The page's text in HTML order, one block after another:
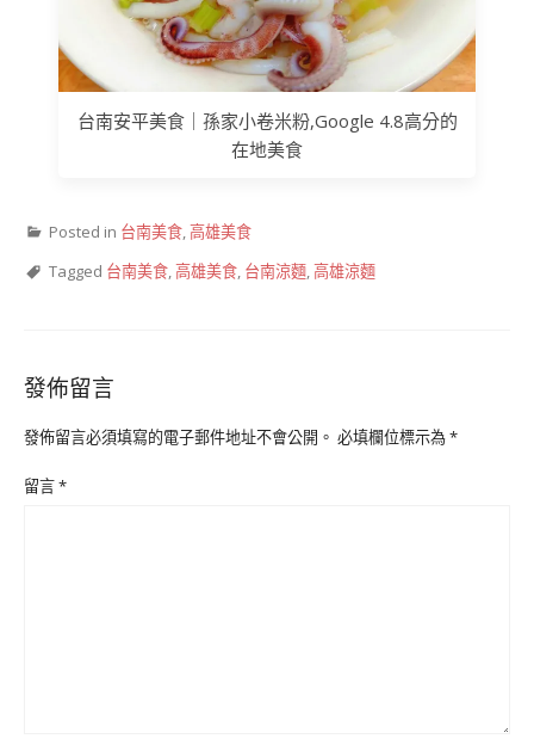
台南安平美食｜孫家小卷米粉,Google 4.8高分的
在地美食
Posted in 台南美食,高雄美食
Tagged 台南美食,高雄美食, 台南涼麵,高雄涼麵
發佈留言
發佈留言必須填寫的電子郵件地址不會公開。 必填欄位標示為*
留言*